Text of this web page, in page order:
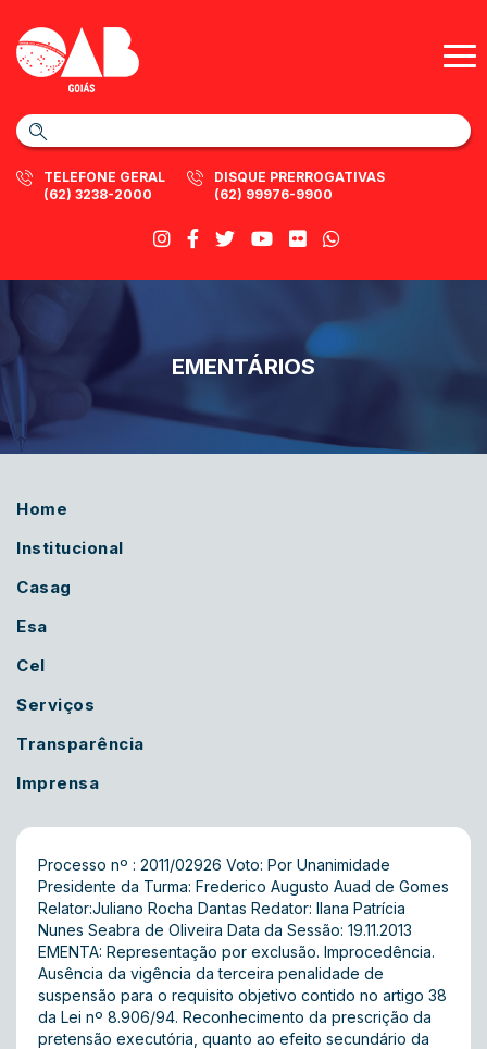
TELEFONE GERAL
(62) 3238-2000
DISQUE PRERROGATIVAS
(62) 99976-9900
EMENTÁRIOS
Home
Institucional
Casag
Esa
Cel
Serviços
Transparência
Imprensa
Processo nº : 2011/02926 Voto: Por Unanimidade
Presidente da Turma: Frederico Augusto Auad de Gomes
Relator:Juliano Rocha Dantas Redator: Ilana Patrícia
Nunes Seabra de Oliveira Data da Sessão: 19.11.2013
EMENTA: Representação por exclusão. Improcedência.
Ausência da vigência da terceira penalidade de
suspensão para o requisito objetivo contido no artigo 38
da Lei nº 8.906/94. Reconhecimento da prescrição da
pretensão executória, quanto ao efeito secundário da